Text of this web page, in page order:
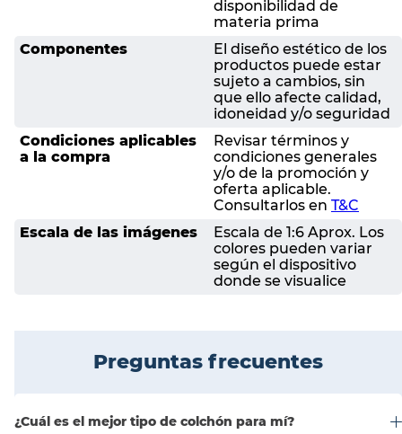
disponibilidad de
materia prima
Componentes
El diseño estético de los
productos puede estar
sujeto a cambios, sin
que ello afecte calidad,
idoneidad y/o seguridad
Condiciones aplicables
a la compra
Revisar términos y
condiciones generales
y/o de la promoción y
oferta aplicable.
Consultarlos en T&C
Escala de las imágenes
Escala de 1:6 Aprox. Los
colores pueden variar
según el dispositivo
donde se visualice
Preguntas frecuentes
¿Cuál es el mejor tipo de colchón para mí?